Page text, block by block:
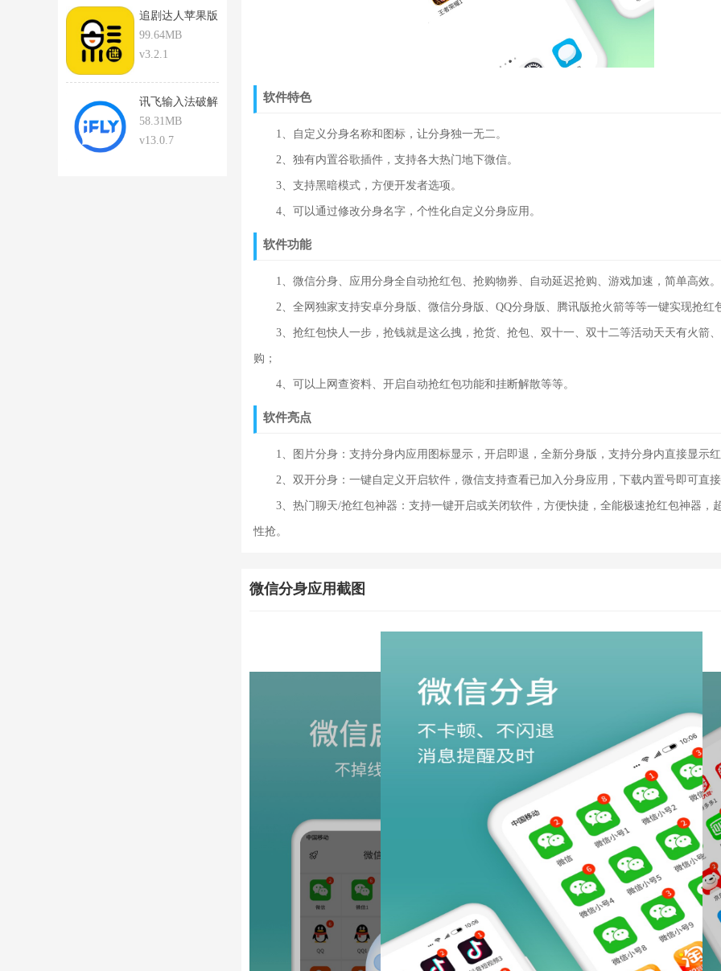
追剧达人苹果版
下载安装
99.64MB
v3.2.1
讯飞输入法破解
版
58.31MB
v13.0.7
软件特色
1、自定义分身名称和图标，让分身独一无二。
2、独有内置谷歌插件，支持各大热门地下微信。
3、支持黑暗模式，方便开发者选项。
4、可以通过修改分身名字，个性化自定义分身应用。
软件功能
1、微信分身、应用分身全自动抢红包、抢购物券、自动延迟抢购、游戏加速，简单高效。
2、全网独家支持安卓分身版、微信分身版、QQ分身版、腾讯版抢火箭等等一键实现抢红
3、抢红包快人一步，抢钱就是这么拽，抢货、抢包、双十一、双十二等活动天天有火箭
购；
4、可以上网查资料、开启自动抢红包功能和挂断解散等等。
软件亮点
1、图片分身：支持分身内应用图标显示，开启即退，全新分身版，支持分身内直接显示
2、双开分身：一键自定义开启软件，微信支持查看已加入分身应用，下载内置号即可直
3、热门聊天/抢红包神器：支持一键开启或关闭软件，方便快捷，全能极速抢红包神器，
性抢。
微信分身应用截图